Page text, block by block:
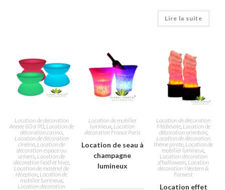
Lire la suite
Location de décoration
Année 60 à 90, Location de
décoration casino,
Location de décoration
cinéma Location de
décoration espace ou
univers Location de
décoration Noël et hiver,
Location de matériel de
réception Location de
mobilier lumineux,
Location décoration
Location de mobilier
lumineux Location
décoration France Paris
Location de seau à
champagne
lumineux
Location de décoration
Médiévale, Location de
décoration orientale,
Location de décoration
thème pirate Location de
mobilier lumineux
Location décoration
d'halloween Location
décoration Western &
Farwest
Location effet